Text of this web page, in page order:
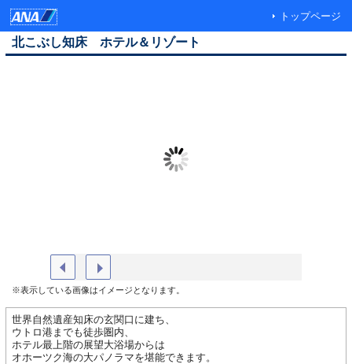
トップページ
北こぶし知床 ホテル＆リゾート
※表示している画像はイメージとなります。
世界自然遺産知床の玄関口に建ち、
ウトロ港までも徒歩圏内、
ホテル最上階の展望大浴場からは
オホーツク海の大パノラマを堪能できます。